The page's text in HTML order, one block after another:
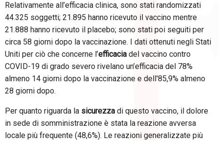
Relativamente all’efficacia clinica, sono stati randomizzati
44.325 soggetti; 21.895 hanno ricevuto il vaccino mentre
21.888 hanno ricevuto il placebo; sono stati poi seguiti per
circa 58 giorni dopo la vaccinazione. I dati ottenuti negli Stati
Uniti per ciò che concerne l’efficacia del vaccino contro
COVID-19 di grado severo rivelano un’efficacia del 78%
almeno 14 giorni dopo la vaccinazione e dell'85,9% almeno
28 giorni dopo.
Per quanto riguarda la sicurezza di questo vaccino, il dolore
in sede di somministrazione è stata la reazione avversa
locale più frequente (48,6%). Le reazioni generalizzate più